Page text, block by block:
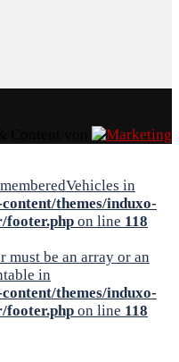
in
themes/induxo-
footer.php on line 118
must be an array or an
in
themes/induxo-
footer.php on line 118